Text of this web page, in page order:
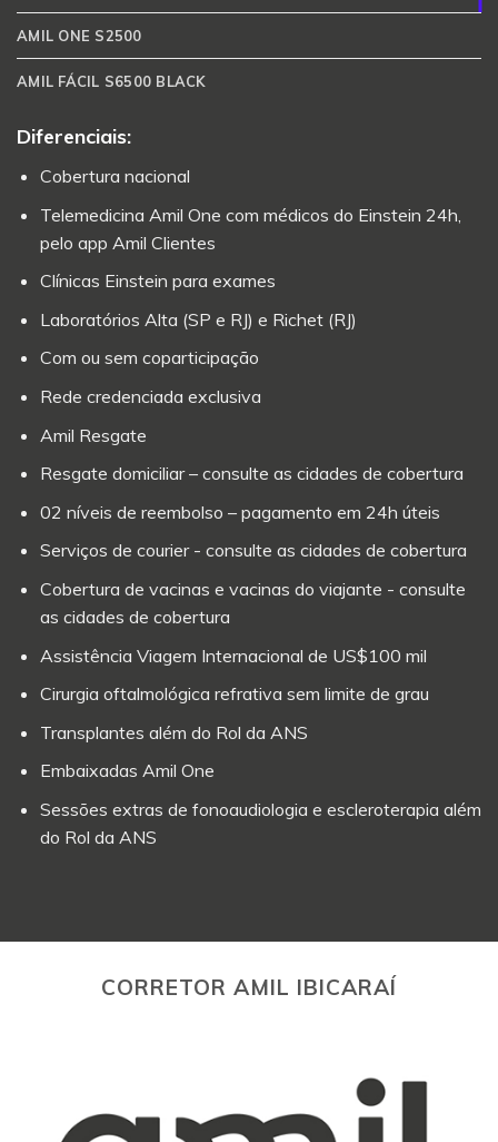
AMIL ONE S2500
AMIL FÁCIL S6500 BLACK
Diferenciais:
Cobertura nacional
Telemedicina Amil One com médicos do Einstein 24h,
pelo app Amil Clientes
Clínicas Einstein para exames
Laboratórios Alta (SP e RJ) e Richet (RJ)
Com ou sem coparticipação
Rede credenciada exclusiva
Amil Resgate
Resgate domiciliar – consulte as cidades de cobertura
02 níveis de reembolso – pagamento em 24h úteis
Serviços de courier - consulte as cidades de cobertura
Cobertura de vacinas e vacinas do viajante - consulte
as cidades de cobertura
Assistência Viagem Internacional de US$100 mil
Cirurgia oftalmológica refrativa sem limite de grau
Transplantes além do Rol da ANS
Embaixadas Amil One
Sessões extras de fonoaudiologia e escleroterapia além
do Rol da ANS
CORRETOR AMIL IBICARAÍ